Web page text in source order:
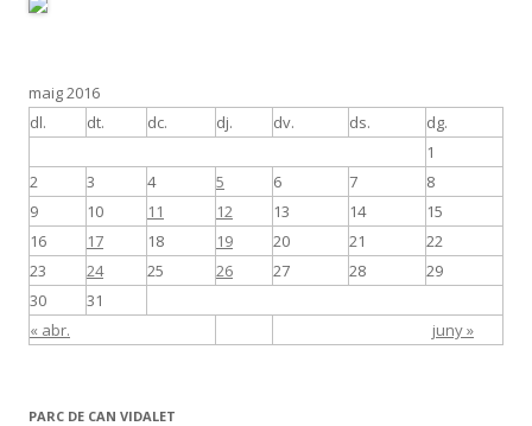
maig 2016
dl.
dt. dc. dj. dv. ds. dg.
« abr. juny »
1
2
3 4 5 6 7
8
9
10 11 12 13 14
15
16
17 18 19 20 21
22
23
24 25 26 27 28
29
30
31
PARC DE CAN VIDALET